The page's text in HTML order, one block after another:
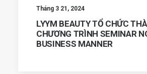
Tháng 3 21, 2024
LYYM BEAUTY TỔ CHỨC
CHƯƠNG TRÌNH SEMINAR
BUSINESS MANNER